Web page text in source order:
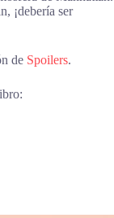
¡debería ser
de Spoilers.